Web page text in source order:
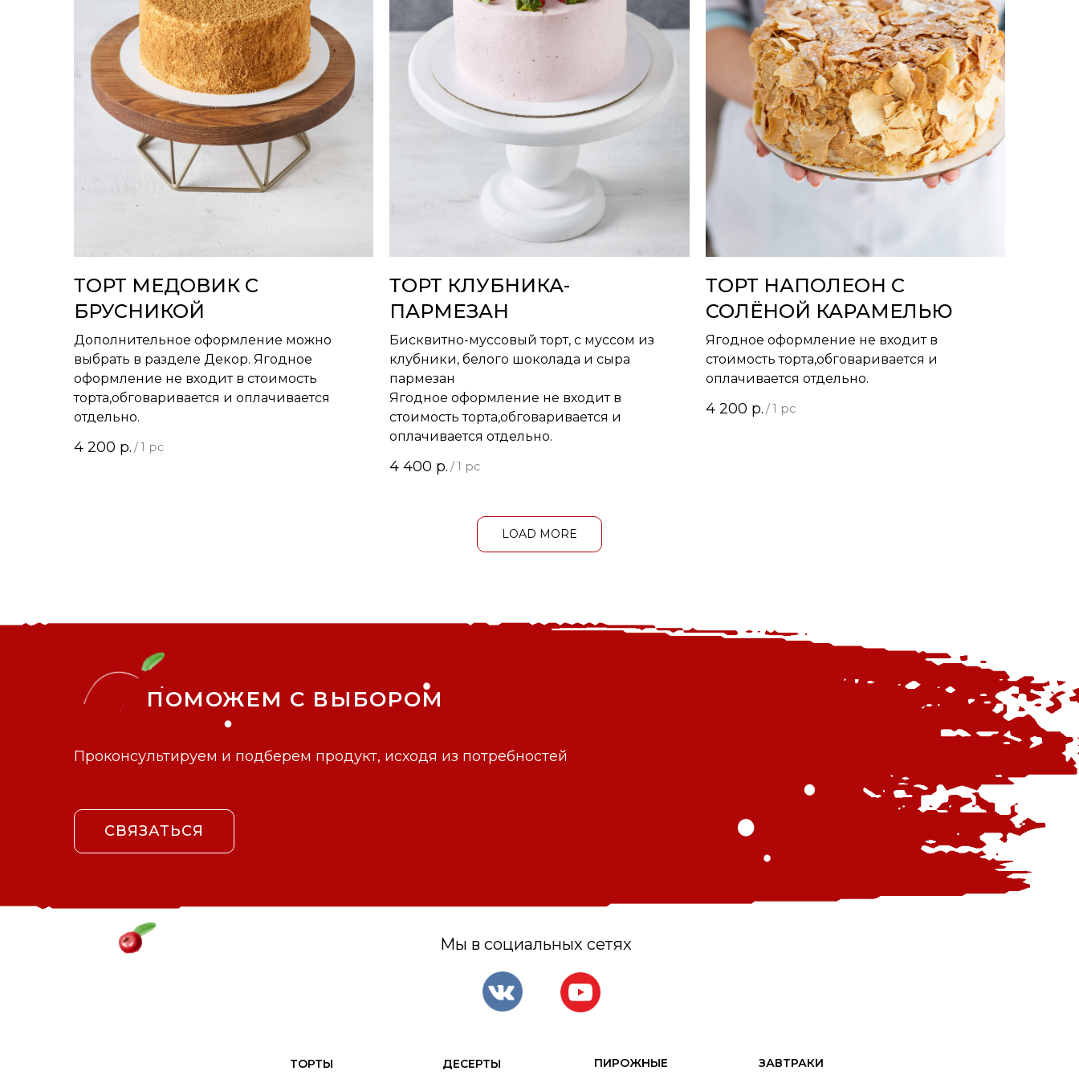
ТОРТ МЕДОВИК С
БРУСНИКОЙ
Дополнительное оформление можно
выбрать в разделе Декор. Ягодное
оформление не входит в стоимость
торта,обговаривается и оплачивается
отдельно.
4 200 р. /1 pc
ТОРТ КЛУБНИКА-
ПАРМЕЗАН
Бисквитно-муссовый торт, с муссом из
клубники, белого шоколада и сыра
пармезан
Ягодное оформление не входит в
стоимость торта,обговаривается и
оплачивается отдельно.
4 400 р. /1 pc
ТОРТ НАПОЛЕОН С
СОЛЁНОЙ КАРАМЕЛЬЮ
Ягодное оформление не входит в
стоимость торта,обговаривается и
оплачивается отдельно.
4 200 р. /1 pc
LOAD MORE
Проконсультируем и подберем продукт, исходя из потребностей
ПОМОЖЕМ С ВЫБОРОМ
СВЯЗАТЬСЯ
Мы в социальных сетях
ЗАВТРАКИ
ТОРТЫ ДЕСЕРТЫ ПИРОЖНЫЕ